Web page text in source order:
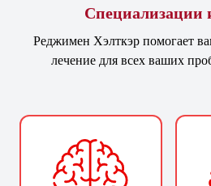
Специализации
Реджимен Хэлткэр помогает
лечение для всех ваших